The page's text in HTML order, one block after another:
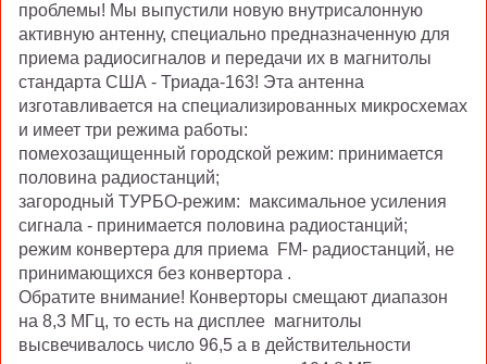
проблемы! Мы выпустили новую внутрисалонную
активную антенну, специально предназначенную для
приема радиосигналов и передачи их в магнитолы
стандарта США - Триада-163! Эта антенна
изготавливается на специализированных микросхемах
и имеет три режима работы:
помехозащищенный городской режим: принимается
половина радиостанций;
загородный ТУРБО-режим: максимальное усиления
сигнала - принимается половина радиостанций;
режим конвертера для приема FM- радиостанций, не
принимающихся без конвертора .
Обратите внимание! Конверторы смещают диапазон
на 8,3 МГц, то есть на дисплее магнитолы
высвечивалось число 96,5 а в действительности